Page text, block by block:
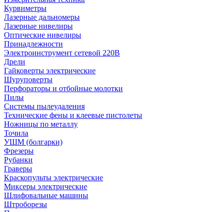
Курвиметры
Лазерные дальномеры
Лазерные нивелиры
Оптические нивелиры
Принадлежности
Электроинструмент сетевой 220В
Дрели
Гайковерты электрические
Шуруповерты
Перфораторы и отбойные молотки
Пилы
Системы пылеудаления
Технические фены и клеевые пистолеты
Ножницы по металлу
Точила
УШМ (болгарки)
Фрезеры
Рубанки
Граверы
Краскопульты электрические
Миксеры электрические
Шлифовальные машины
Штроборезы